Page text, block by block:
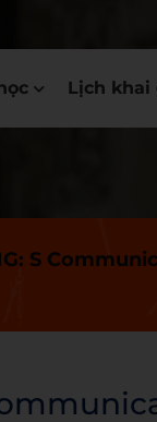
Lịch khai
S